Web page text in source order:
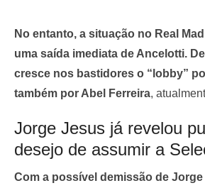
No entanto, a situação no Real
uma saída imediata de Ancelotti.
cresce nos bastidores o “lobby”
também por Abel Ferreira,
Jorge Jesus já revelou
desejo de assumir a
Com a possível demissão de